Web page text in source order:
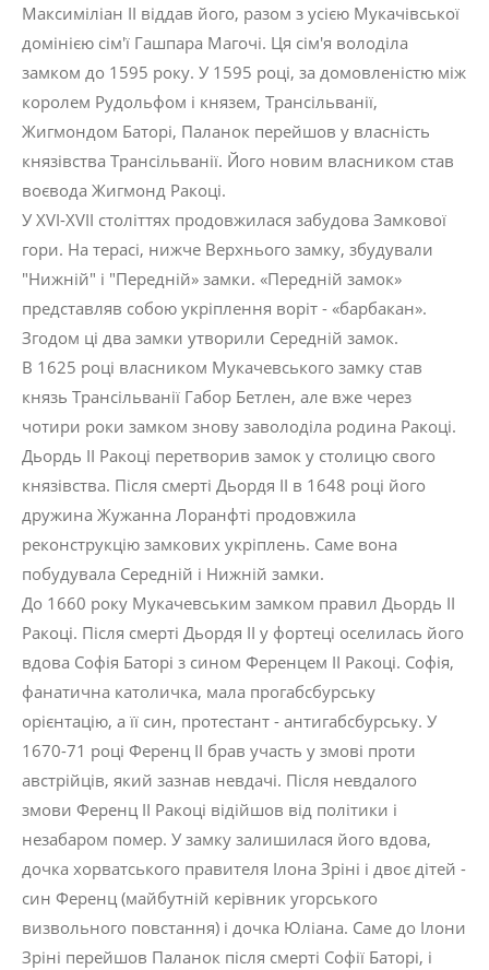
Максиміліан ІІ віддав його, разом з усією Мукачівської
домінією сім'ї Гашпара Магочі. Ця сім'я володіла
замком до 1595 року. У 1595 році, за домовленістю між
королем Рудольфом і князем, Трансільванії,
Жигмондом Баторі, Паланок перейшов у власність
князівства Трансільванії. Його новим власником став
воєвода Жигмонд Ракоці.
У XVI-XVII століттях продовжилася забудова Замкової
гори. На терасі, нижче Верхнього замку, збудували
"Нижній" і "Передній» замки. «Передній замок»
представляв собою укріплення воріт - «барбакан».
Згодом ці два замки утворили Середній замок.
В 1625 році власником Мукачевського замку став
князь Трансільванії Габор Бетлен, але вже через
чотири роки замком знову заволоділа родина Ракоці.
Дьордь ІІ Ракоці перетворив замок у столицю свого
князівства. Після смерті Дьордя II в 1648 році його
дружина Жужанна Лоранфті продовжила
реконструкцію замкових укріплень. Саме вона
побудувала Середній і Нижній замки.
До 1660 року Мукачевським замком правил Дьордь ІІ
Ракоці. Після смерті Дьордя ІІ у фортеці оселилась його
вдова Софія Баторі з сином Ференцем ІІ Ракоці. Софія,
фанатична католичка, мала прогабсбурську
орієнтацію, а її син, протестант - антигабсбурську. У
1670-71 році Ференц ІІ брав участь у змові проти
австрійців, який зазнав невдачі. Після невдалого
змови Ференц ІІ Ракоці відійшов від політики і
незабаром помер. У замку залишилася його вдова,
дочка хорватського правителя Ілона Зріні і двоє дітей -
син Ференц (майбутній керівник угорського
визвольного повстання) і дочка Юліана. Саме до Ілони
Зріні перейшов Паланок після смерті Софії Баторі, і